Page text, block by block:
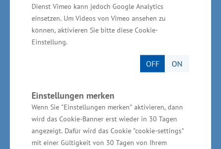
Dienst Vimeo kann jedoch Google Analytics
einsetzen. Um Videos von Vimeo ansehen zu
können, aktivieren Sie bitte diese Cookie-
Einstellung.
OFF ON
Einstellungen merken
Wenn Sie "Einstellungen merken" aktivieren, dann
wird das Cookie-Banner erst wieder in 30 Tagen
angezeigt. Dafür wird das Cookie "cookie-settings"
mit einer Gültigkeit von 30 Tagen von Ihrem
Tierschutzprojekt von VIER PFOTEN. Die 1988
gegründete Organisation setzt sich mit
nachhaltigen Kampagnen und Projekten für den
Tierschutz ein. Der Fokus liegt auf
Streunerhunde und -katzen, Labor-, Nutz-, Wild-
Orang-Utans aus nicht artgemäßer Haltung.